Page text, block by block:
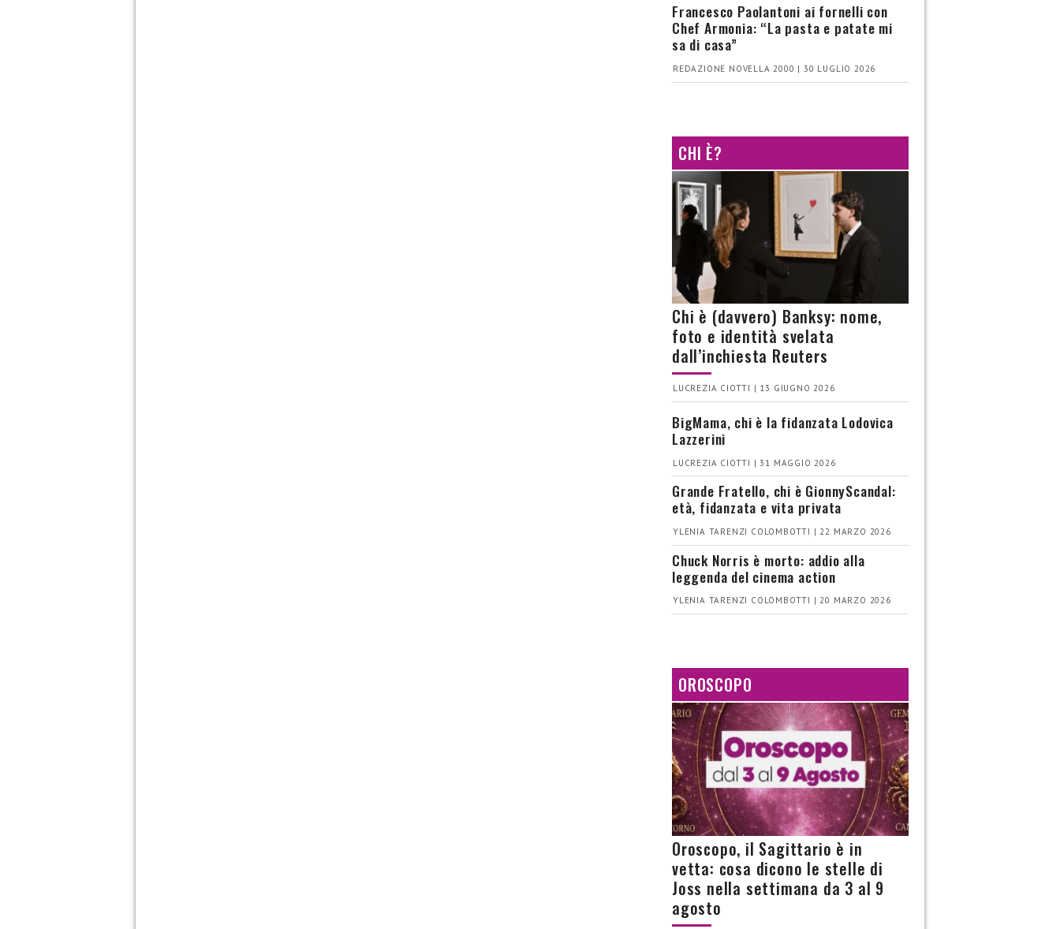
Francesco Paolantoni ai fornelli con
Chef Armonia: “La pasta e patate mi
sa di casa”
REDAZIONE NOVELLA 2000 | 30 LUGLIO 2026
CHI È?
Chi è (davvero) Banksy: nome,
foto e identità svelata
dall’inchiesta Reuters
LUCREZIA CIOTTI | 13 GIUGNO 2026
BigMama, chi è la fidanzata Lodovica
Lazzerini
LUCREZIA CIOTTI | 31 MAGGIO 2026
Grande Fratello, chi è GionnyScandal:
età, fidanzata e vita privata
YLENIA TARENZI COLOMBOTTI | 22 MARZO 2026
Chuck Norris è morto: addio alla
leggenda del cinema action
YLENIA TARENZI COLOMBOTTI | 20 MARZO 2026
OROSCOPO
Oroscopo, il Sagittario è in
vetta: cosa dicono le stelle di
Joss nella settimana da 3 al 9
agosto